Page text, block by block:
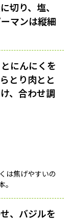
切り、塩、
マンは縦細
にんにくを
とり肉とと
、合わせ調
は焦げやすいの
、バジルを